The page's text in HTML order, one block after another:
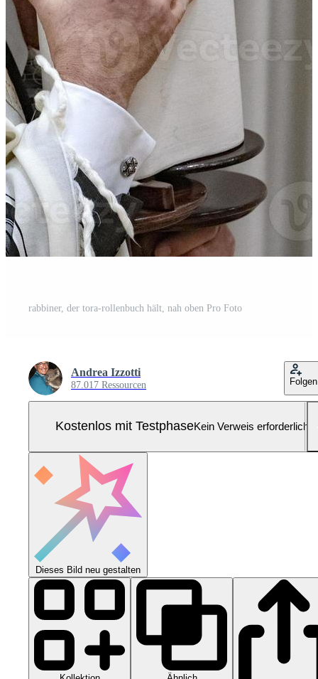
rabbiner, der tora-rollenbuch hält, nah oben Pro Foto
Andrea Izzotti
87.017 Ressourcen Folgen
Kostenlos mit TestphaseKein Verweis erforderlich
Dieses Bild neu gestalten